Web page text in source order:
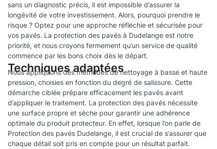
sans un diagnostic précis, il est impossible d’assurer la
longévité de votre investissement. Alors, pourquoi prendre le
risque ? Optez pour une approche réfléchie et sécurisée pour
vos pavés. La protection des pavés à Dudelange est notre
priorité, et nous croyons fermement qu’un service de qualité
commence par les bons choix dès le départ.
Techniques adaptées
Nous appliquons des méthodes de nettoyage à basse et haute
pression, choisies en fonction du degré de salissure. Cette
démarche ciblée prépare efficacement les pavés avant
d’appliquer le traitement. La protection des pavés nécessite
une surface propre et sèche pour garantir une adhérence
optimale du produit protecteur. En effet, lorsque l’on parle de
Protection des pavés Dudelange, il est crucial de s’assurer que
chaque détail soit pris en compte pour un résultat parfait.